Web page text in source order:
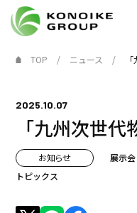
企業情報
ニュース
TOP ニュース
2025.10.07
「九州次世
お知らせ 展示
トピックス